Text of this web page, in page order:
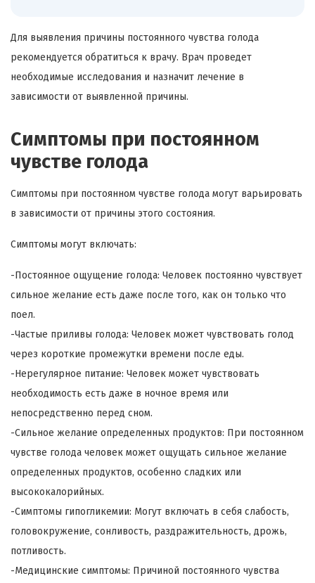
Для выявления причины постоянного чувства голода
рекомендуется обратиться к врачу. Врач проведет
необходимые исследования и назначит лечение в
зависимости от выявленной причины.
Симптомы при постоянном
чувстве голода
Симптомы при постоянном чувстве голода могут варьировать
в зависимости от причины этого состояния.
Симптомы могут включать:
-Постоянное ощущение голода: Человек постоянно чувствует
сильное желание есть даже после того, как он только что
поел.
-Частые приливы голода: Человек может чувствовать голод
через короткие промежутки времени после еды.
-Нерегулярное питание: Человек может чувствовать
необходимость есть даже в ночное время или
непосредственно перед сном.
-Сильное желание определенных продуктов: При постоянном
чувстве голода человек может ощущать сильное желание
определенных продуктов, особенно сладких или
высококалорийных.
-Симптомы гипогликемии: Могут включать в себя слабость,
головокружение, сонливость, раздражительность, дрожь,
потливость.
-Медицинские симптомы: Причиной постоянного чувства